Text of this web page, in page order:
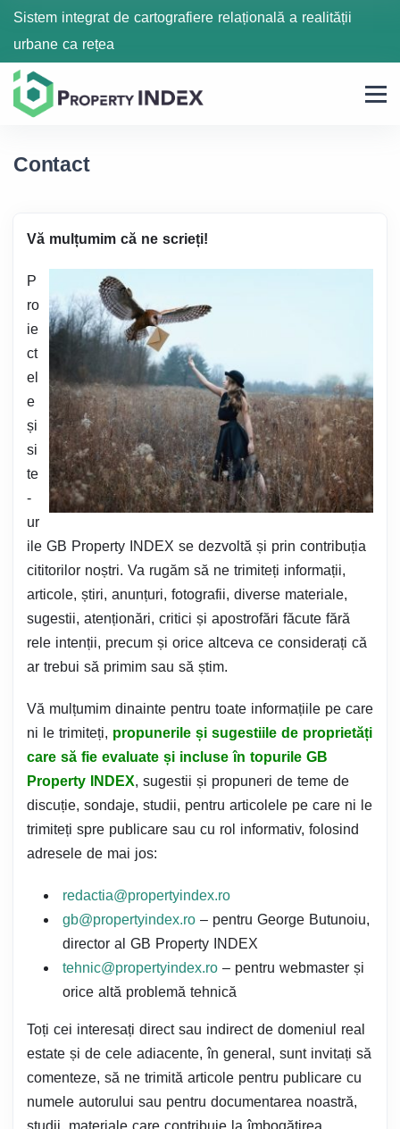
Sistem integrat de cartografiere relațională a realității
urbane ca rețea
Contact
Vă mulțumim că ne scrieți!
P
ro
ie
ct
el
e
și
si
te
-
ur
ile GB Property INDEX se dezvoltă și prin contribuția
cititorilor noștri. Va rugăm să ne trimiteți informații,
articole, știri, anunțuri, fotografii, diverse materiale,
sugestii, atenționări, critici și apostrofări făcute fără
rele intenții, precum și orice altceva ce considerați că
ar trebui să primim sau să știm.
Vă mulțumim dinainte pentru toate informațiile pe care
ni le trimiteți, propunerile și sugestiile de proprietăți
care să fie evaluate și incluse în topurile GB
Property INDEX, sugestii și propuneri de teme de
discuție, sondaje, studii, pentru articolele pe care ni le
trimiteți spre publicare sau cu rol informativ, folosind
adresele de mai jos:
redactia@propertyindex.ro
gb@propertyindex.ro – pentru George Butunoiu,
director al GB Property INDEX
tehnic@propertyindex.ro – pentru webmaster și
orice altă problemă tehnică
Toți cei interesați direct sau indirect de domeniul real
estate și de cele adiacente, în general, sunt invitați să
comenteze, să ne trimită articole pentru publicare cu
numele autorului sau pentru documentarea noastră,
studii, materiale care contribuie la îmbogățirea